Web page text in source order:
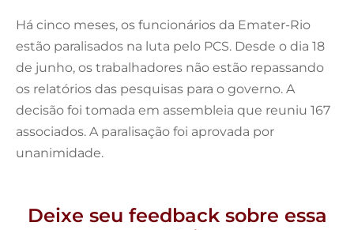
Há cinco meses, os funcionários da Emater-Rio
estão paralisados na luta pelo PCS. Desde o dia 18
de junho, os trabalhadores não estão repassando
os relatórios das pesquisas para o governo. A
decisão foi tomada em assembleia que reuniu 167
associados. A paralisação foi aprovada por
unanimidade.
Deixe seu feedback sobre essa